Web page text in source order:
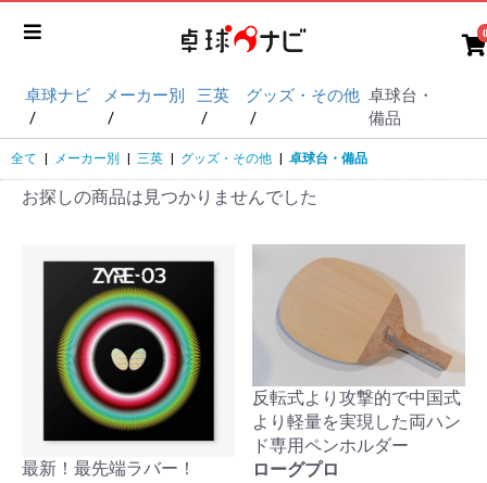
0
卓球ナビ メーカー別 三英 グッズ・その他 卓球台・
備品
全て メーカー別 三英 グッズ・その他 卓球台・備品
お探しの商品は見つかりませんでした
最新！最先端ラバー！
反転式より攻撃的で中国式
より軽量を実現した両ハン
ド専用ペンホルダー
ローグプロ